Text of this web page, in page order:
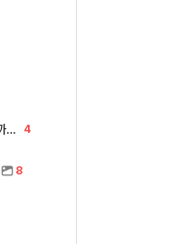
5인 가족 제주도 여행가는데 렌트카 뭐 빌릴까요 ㅎ 4
8